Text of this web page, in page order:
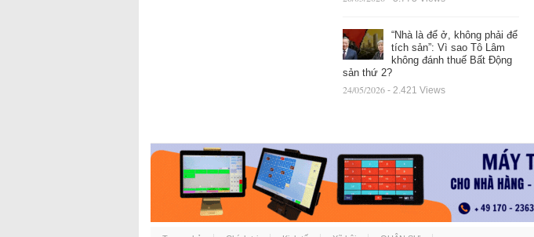
“Nhà là để ở, không phải để
tích sản”: Vì sao Tô Lâm
không đánh thuế Bất Động
sản thứ 2?
24/05/2026 - 2.421 Views